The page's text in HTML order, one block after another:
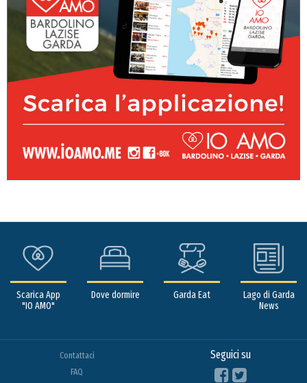
Scarica App
"IO AMO"
Dove dormire Garda Eat
Lago di Garda
News
Contattaci
FAQ
Seguici su